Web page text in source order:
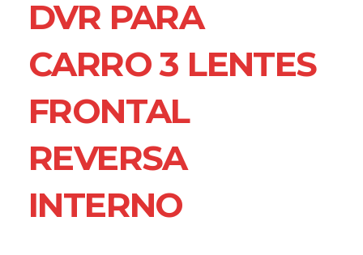
DVR PARA
CARRO 3 LENTES
FRONTAL
REVERSA
INTERNO